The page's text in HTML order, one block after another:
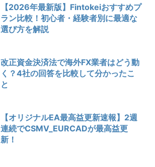
【2026年最新版】Fintokeiおすすめプ
ラン比較！初心者・経験者別に最適な
選び方を解説
改正資金決済法で海外FX業者はどう動
く？4社の回答を比較して分かったこ
と
【オリジナルEA最高益更新速報】2週
連続でCSMV_EURCADが最高益更
新！